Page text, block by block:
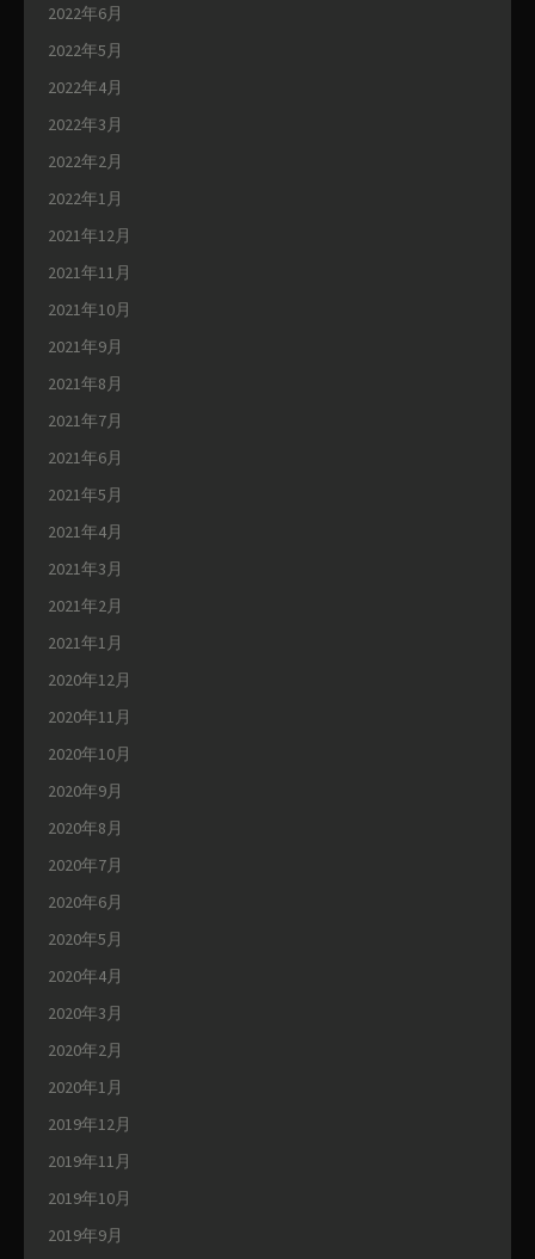
2022年6月
2022年5月
2022年4月
2022年3月
2022年2月
2022年1月
2021年12月
2021年11月
2021年10月
2021年9月
2021年8月
2021年7月
2021年6月
2021年5月
2021年4月
2021年3月
2021年2月
2021年1月
2020年12月
2020年11月
2020年10月
2020年9月
2020年8月
2020年7月
2020年6月
2020年5月
2020年4月
2020年3月
2020年2月
2020年1月
2019年12月
2019年11月
2019年10月
2019年9月